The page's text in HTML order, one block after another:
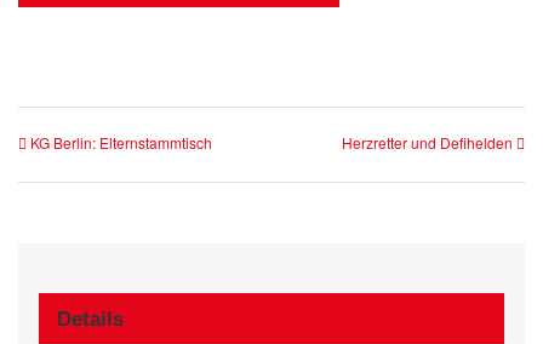
KG Berlin: Elternstammtisch Herzretter und Defihelden
Details